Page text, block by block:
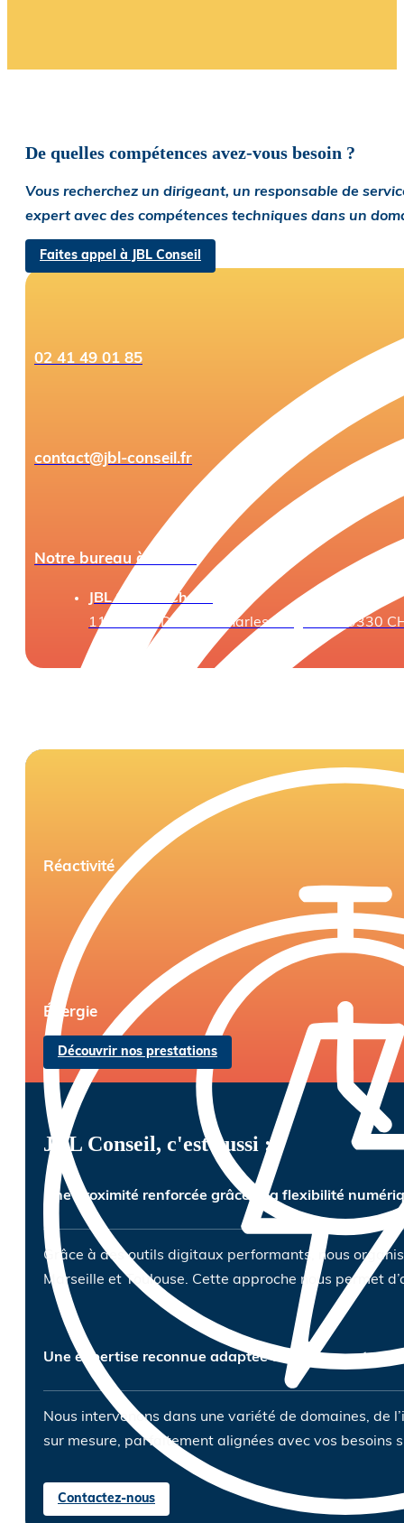
De quelles compétences avez-vous besoin ?
Vous recherchez un dirigeant, un responsable de
expert avec des compétences techniques dans un
Faites appel à JBL Conseil
02 41 49 01 85
contact@jbl-conseil.fr
Notre bureau à Cholet
JBL Conseil Cholet
11 Rue du Docteur Charles Coignard 49330
Réactivité
Énergie
Découvrir nos prestations
JBL Conseil, c'est aussi :
Une proximité renforcée grâce à la flexibilité
Grâce à des outils digitaux performants, nous
Marseille et Toulouse. Cette approche nous permet
Une expertise reconnue adaptée à tous les
Nous intervenons dans une variété de domaines, de
sur mesure, parfaitement alignées avec vos besoins
Contactez-nous